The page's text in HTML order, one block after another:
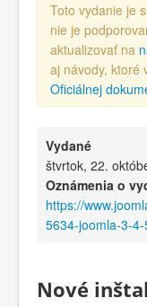
Toto vydanie je
nie je
aktualizovať na
aj návody, ktoré
Oficiálnej
Vydané
štvrtok, 22.
Oznámenia o
https://
5634-joomla-3-
Nové